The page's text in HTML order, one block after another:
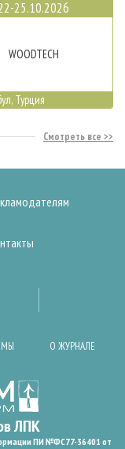
25.10.2026
WOODTECH
Турция
Смотреть все
О ЖУРНАЛЕ
ПИ №ФС77-36401 от